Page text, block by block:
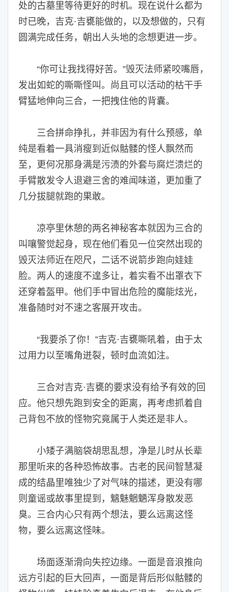
处的古墓里等待更好的时机。现在说什么都为
时已晚，吉克·吉甕能做的，以及想做的，只有
圆满完成任务，朝出人头地的念想更进一步。
“你可让我找得好苦。”毁灭法师紧咬嘴唇，
发出如蛇的嘶嘶怪叫。尚且可以活动的枯干手
臂猛地伸向三合，一把拽住他的背囊。
三合拼命挣扎，并非因为有什么预感，单
纯是看着一具消瘦到近似骷髅的怪人飘然而
至，更何况那身满是污渍的外套与腐烂溃烂的
手臂散发令人退避三舍的难闻味道，更加重了
几分拔腿就跑的果敢。
凉亭里休憩的两名神秘客本就因为三合的
叫嚷警觉起身，现在他们看见一位突然出现的
毁灭法师近在咫尺，二话不说箭步跑向娃娃
脸。两人的速度不遑多让，着实看不出罩衣下
还穿着盔甲。他们手中冒出危险的魔能炫光，
准备随时对不速之客展开攻击。
“我要杀了你！”吉克·吉甕嘶吼着，由于太
过用力以至嘴角迸裂，顿时血流如注。
三合对吉克·吉甕的要求没有给予有效的回
应。他只想先跑到安全的距离，再考虑抓着自
己背包不放的怪物究竟属于人类还是非人。
小矮子满脑袋胡思乱想，净是儿时从长辈
那里听来的各种恐怖故事。古老的民间智慧凝
成的结晶里唯独少了对气味的描述，更没有哪
则童谣或故事里提到，魑魅魍魉浑身散发恶
臭。三合内心只有两个想法，要么远离这怪
物，要么远离这怪味。
场面逐渐滑向失控边缘。一面是音浪推向
远方引起的巨大回声，一面是背后形似骷髅的